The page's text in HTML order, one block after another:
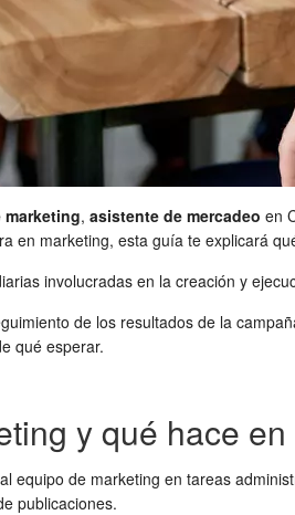
, asistente de mercadeo en
en marketing, esta guía te explicará
involucradas en la creación y
de los resultados de la
qué esperar.
y qué hace
equipo de marketing en tareas
publicaciones.